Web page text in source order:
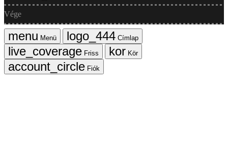
Vége
Menü
Címlap
Friss
Kör
Fiók